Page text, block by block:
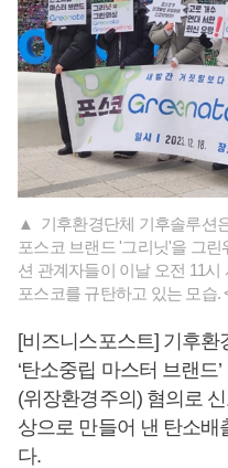
▲ 기후환경단체 기후솔루션
포스코 브랜드 '그리닛'을 그
션 관계자들이 이날 오전 11
포스코를 규탄하고 있는 모습.
[비즈니스포스트] 기후환
‘탄소중립 마스터 브랜드
(위장환경주의) 혐의로
상으로 만들어 낸 탄소배
다.